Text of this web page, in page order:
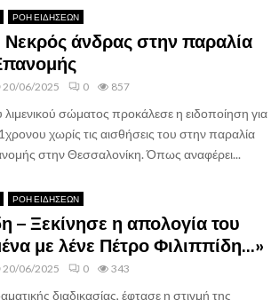
ΡΟΗ ΕΙΔΗΣΕΩΝ
άνδρας στην παραλία
20/06/2025 0 857
σώματος προκάλεσε η ειδοποίηση για
χωρίς τις αισθήσεις του στην παραλία
στην Θεσσαλονίκη. Όπως αναφέρει...
ΡΟΗ ΕΙΔΗΣΕΩΝ
– Ξεκίνησε η απολογία του
με λένε Πέτρο Φιλιππίδη…»
20/06/2025 0 343
διαδικασίας, έφτασε η στιγμή της